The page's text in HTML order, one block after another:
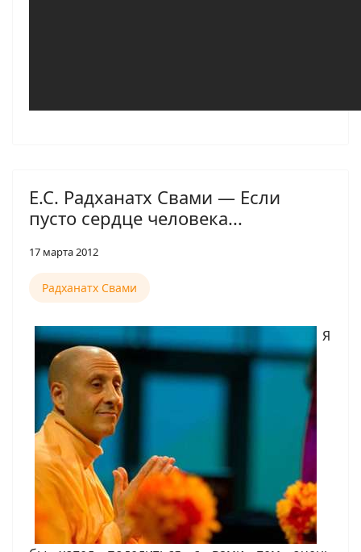
Е.С. Радханатх Свами — Если
пусто сердце человека...
17 марта 2012
Радханатх Свами
Я